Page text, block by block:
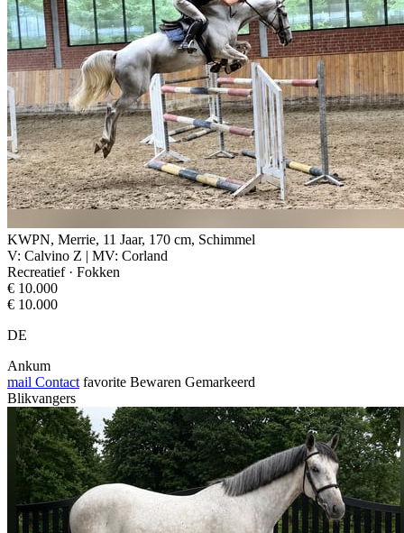
KWPN, Merrie, 11 Jaar, 170 cm, Schimmel
V: Calvino Z | MV: Corland
Recreatief · Fokken
€ 10.000
€ 10.000
DE
Ankum
mail Contact favorite Bewaren Gemarkeerd
Blikvangers